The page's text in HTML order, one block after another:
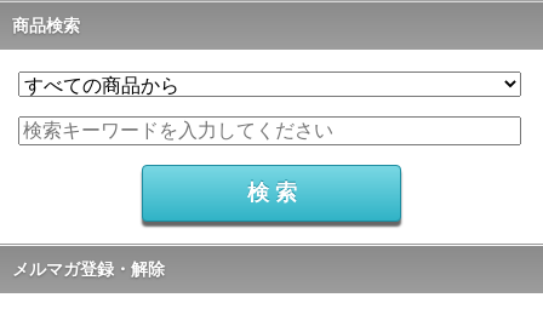
商品検索
メルマガ登録・解除